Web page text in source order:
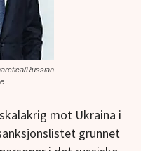
Russian
mot Ukraina i
grunnet